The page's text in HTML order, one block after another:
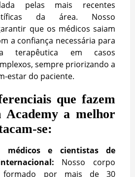
pelas mais recentes
da área. Nosso
que os médicos saiam
a confiança necessária para
terapêutica em casos
sempre priorizando a
estar do paciente.
que fazem
Academy a melhor
se:
médicos e cientistas de
Nosso corpo
formado por mais de 30